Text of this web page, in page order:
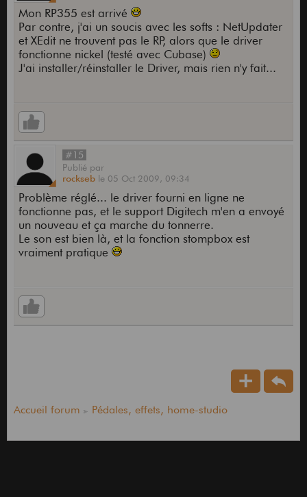
Mon RP355 est arrivé
Par contre, j'ai un soucis avec les softs : NetUpdater
et XEdit ne trouvent pas le RP, alors que le driver
fonctionne nickel (testé avec Cubase)
J'ai installer/réinstaller le Driver, mais rien n'y fait...
#15
Publié par
rockseb le 05 Oct 2009, 09:34
Problème réglé... le driver fourni en ligne ne
fonctionne pas, et le support Digitech m'en a envoyé
un nouveau et ça marche du tonnerre.
Le son est bien là, et la fonction stompbox est
vraiment pratique
Accueil forum Pédales, effets, home-studio